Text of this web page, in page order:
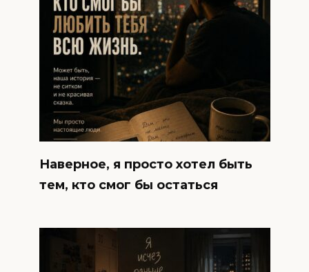
Наверное, я просто хотел быть
тем, кто смог бы остаться